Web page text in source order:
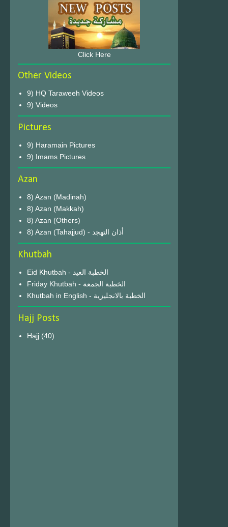
Click Here
Other Videos
9) HQ Taraweeh Videos
9) Videos
Pictures
9) Haramain Pictures
9) Imams Pictures
Azan
8) Azan (Madinah)
8) Azan (Makkah)
8) Azan (Others)
8) Azan (Tahajjud) - أذان التهجد
Khutbah
Eid Khutbah - الخطبة العيد
Friday Khutbah - الخطبة الجمعة
Khutbah in English - الخطبة بالانجليزية
Hajj Posts
Hajj (40)